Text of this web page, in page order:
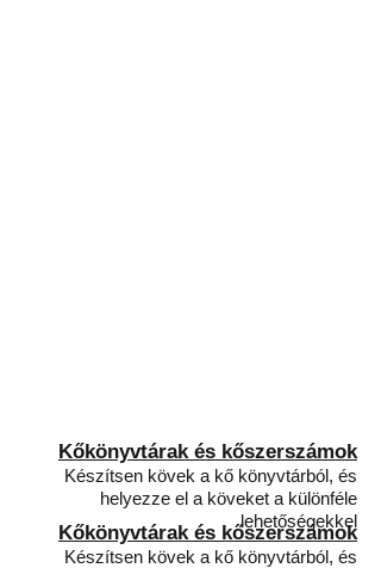
Kőkönyvtárak és kőszerszámok
Készítsen kövek a kő könyvtárból, és
helyezze el a köveket a különféle
lehetőségekkel
Kőkönyvtárak és kőszerszámok
Készítsen kövek a kő könyvtárból, és